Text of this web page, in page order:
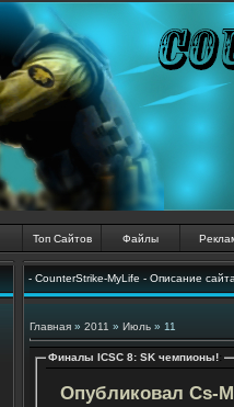
Топ Сайтов Файлы
- CounterStrike-MyLife - Описание
Главная » 2011 » Июль » 11
Финалы ICSC 8: SK чемпионы!:
Опубликовал Cs-